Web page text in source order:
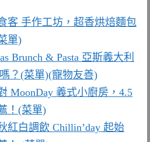
客 手作工坊，超香烘焙麵包
單)
Brunch & Pasta 亞斯義大利
？(菜單)(寵物友善)
MoonDay 義式小廚房，4.5
！(菜單)
紅白調飲 Chillin’day 起始